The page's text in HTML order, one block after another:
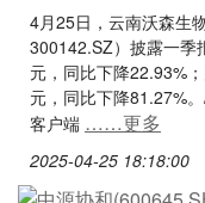
4月25日，云南沃森生
300142.SZ）披露一季
元，同比下降22.93%
元，同比下降81.27%
客户端 ……更多
2025-04-25 18:18:00